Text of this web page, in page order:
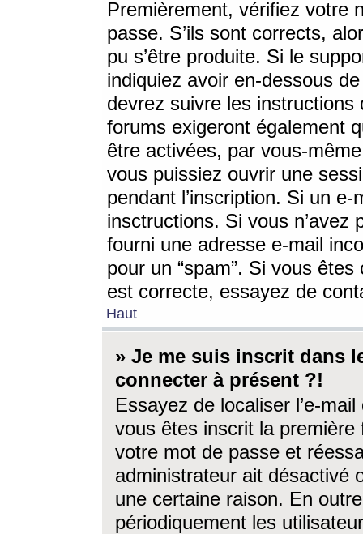
Premièrement, vérifiez votre
passe. S’ils sont corrects,
pu s’être produite. Si le
indiquiez avoir en-dessous
devrez suivre les
forums exigeront également
être activées, par vous-
vous puissiez ouvrir une
pendant l’inscription. Si un
insctructions. Si vous n’avez
fourni une adresse e-mail
pour un “spam”. Si vous
est correcte, essayez de
Haut
» Je me suis inscrit dans
connecter à présent ?!
Essayez de localiser l’e-
vous êtes inscrit la première
votre mot de passe et
administrateur ait désactivé
une certaine raison. En
périodiquement les